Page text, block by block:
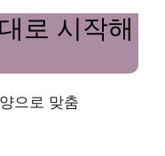
로 시작해
으로 맞춤